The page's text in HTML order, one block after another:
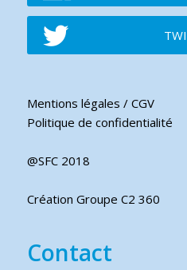
Mentions légales / CGV
Politique de confidentialité
@SFC 2018
Création Groupe C2 360
Contact